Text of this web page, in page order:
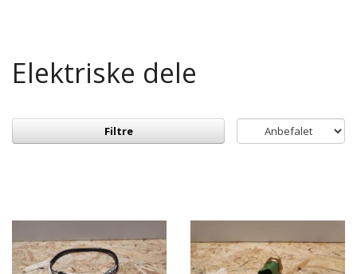
Elektriske dele
Filtre